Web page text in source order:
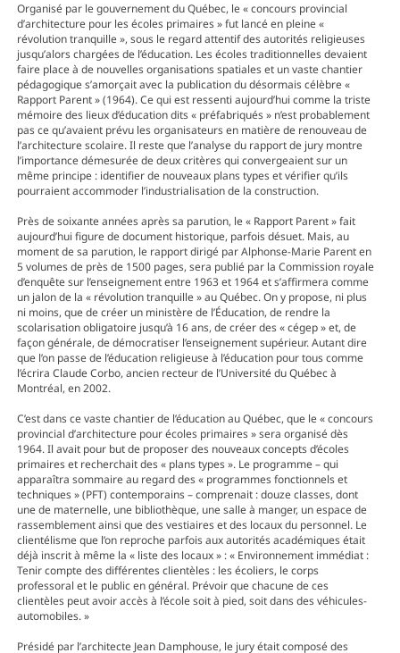
Organisé par le gouvernement du Québec, le « concours provincial
d’architecture pour les écoles primaires » fut lancé en pleine «
révolution tranquille », sous le regard attentif des autorités religieuses
jusqu’alors chargées de l’éducation. Les écoles traditionnelles devaient
faire place à de nouvelles organisations spatiales et un vaste chantier
pédagogique s’amorçait avec la publication du désormais célèbre «
Rapport Parent » (1964). Ce qui est ressenti aujourd’hui comme la triste
mémoire des lieux d’éducation dits « préfabriqués » n’est probablement
pas ce qu’avaient prévu les organisateurs en matière de renouveau de
l’architecture scolaire. Il reste que l’analyse du rapport de jury montre
l’importance démesurée de deux critères qui convergeaient sur un
même principe : identifier de nouveaux plans types et vérifier qu’ils
pourraient accommoder l’industrialisation de la construction.
Près de soixante années après sa parution, le « Rapport Parent » fait
aujourd’hui figure de document historique, parfois désuet. Mais, au
moment de sa parution, le rapport dirigé par Alphonse-Marie Parent en
5 volumes de près de 1500 pages, sera publié par la Commission royale
d’enquête sur l’enseignement entre 1963 et 1964 et s’affirmera comme
un jalon de la « révolution tranquille » au Québec. On y propose, ni plus
ni moins, que de créer un ministère de l’Éducation, de rendre la
scolarisation obligatoire jusqu’à 16 ans, de créer des « cégep » et, de
façon générale, de démocratiser l’enseignement supérieur. Autant dire
que l’on passe de l’éducation religieuse à l’éducation pour tous comme
l’écrira Claude Corbo, ancien recteur de l’Université du Québec à
Montréal, en 2002.
C’est dans ce vaste chantier de l’éducation au Québec, que le « concours
provincial d’architecture pour écoles primaires » sera organisé dès
1964. Il avait pour but de proposer des nouveaux concepts d’écoles
primaires et recherchait des « plans types ». Le programme – qui
apparaîtra sommaire au regard des « programmes fonctionnels et
techniques » (PFT) contemporains – comprenait : douze classes, dont
une de maternelle, une bibliothèque, une salle à manger, un espace de
rassemblement ainsi que des vestiaires et des locaux du personnel. Le
clientélisme que l’on reproche parfois aux autorités académiques était
déjà inscrit à même la « liste des locaux » : « Environnement immédiat :
Tenir compte des différentes clientèles : les écoliers, le corps
professoral et le public en général. Prévoir que chacune de ces
clientèles peut avoir accès à l’école soit à pied, soit dans des véhicules-
automobiles. »
Présidé par l’architecte Jean Damphouse, le jury était composé des